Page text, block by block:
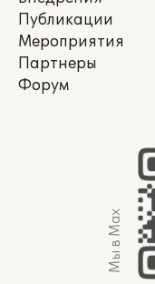
Публикации
Мероприятия
Партнеры
Форум
Мы в Max